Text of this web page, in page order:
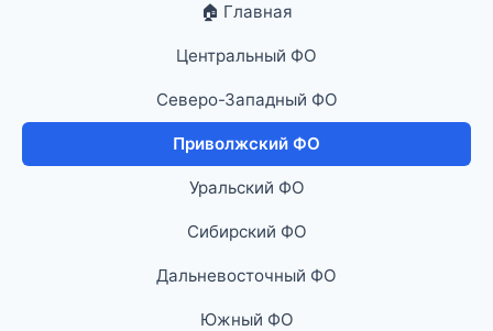
🏠 Главная
Центральный ФО
Северо-Западный ФО
Приволжский ФО
Уральский ФО
Сибирский ФО
Дальневосточный ФО
Южный ФО